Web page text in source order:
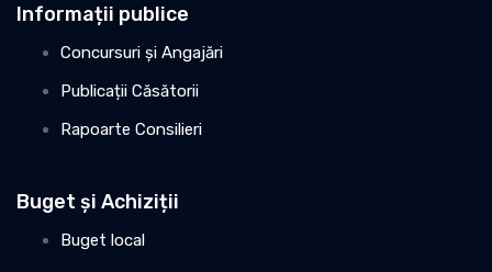
Informații publice
Concursuri și Angajări
Publicații Căsătorii
Rapoarte Consilieri
Buget și Achiziții
Buget local